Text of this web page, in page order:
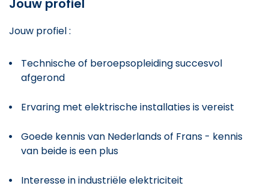
Jouw profiel
Jouw profiel :
Technische of beroepsopleiding succesvol
afgerond
Ervaring met elektrische installaties is vereist
Goede kennis van Nederlands of Frans - kennis
van beide is een plus
Interesse in industriële elektriciteit